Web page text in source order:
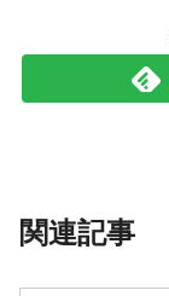
関連記事